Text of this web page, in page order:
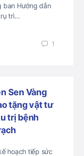
ban Hướng dẫn
trì…
1
Sen Vàng
tặng vật tư
trị bệnh
hoạch tiếp sức